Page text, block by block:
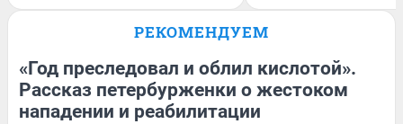
РЕКОМЕНДУЕМ
«Год преследовал и облил кислотой».
Рассказ петербурженки о жестоком
нападении и реабилитации